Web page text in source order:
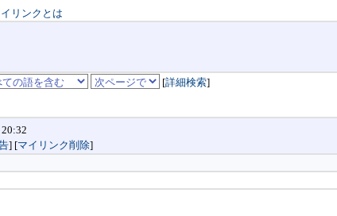
リンクとは
[詳細検索]
] [マイリンク削除]